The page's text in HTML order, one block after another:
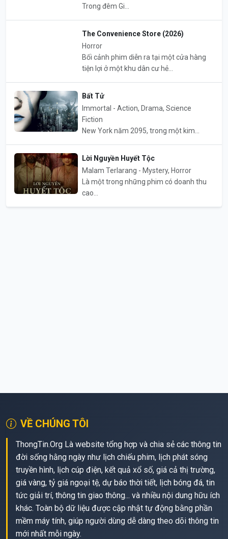
Trong đêm Gi...
The Convenience Store (2026)
Horror
Bối cảnh phim diễn ra tại một cửa hàng
tiện lợi ở một khu dân cư hẻ...
Bất Tử
Immortal - Action, Drama, Science
Fiction
New York năm 2095, trong một kim...
Lời Nguyền Huyết Tộc
Malam Terlarang - Mystery, Horror
Là một trong những phim có doanh thu
cao...
VỀ CHÚNG TÔI
ThongTin.Org Là website tổng hợp và chia sẻ các thông tin
đời sống hằng ngày như lịch chiếu phim, lịch phát sóng
truyền hình, lịch cúp điện, kết quả xổ số, giá cả thị trường,
giá vàng, tỷ giá ngoại tệ, dự báo thời tiết, lịch bóng đá, tin
tức giải trí, thông tin giao thông... và nhiều nội dung hữu ích
khác. Toàn bộ dữ liệu được cập nhật tự động bằng phần
mềm máy tính, giúp người dùng dễ dàng theo dõi thông tin
mới nhất mỗi ngày.